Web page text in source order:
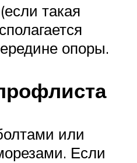
такая
опоры.
или
Если